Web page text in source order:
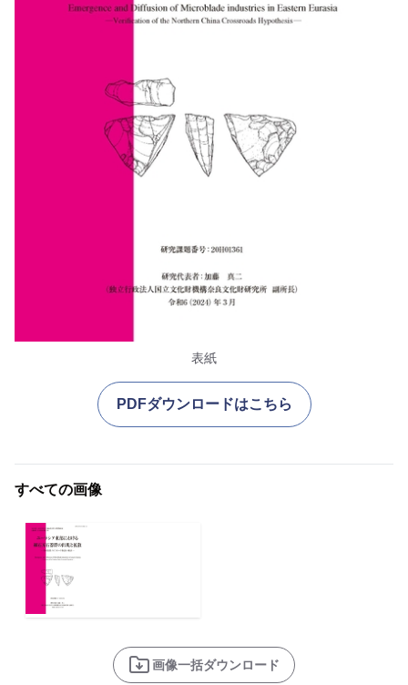
表紙
PDFダウンロードはこちら
すべての画像
画像一括ダウンロード